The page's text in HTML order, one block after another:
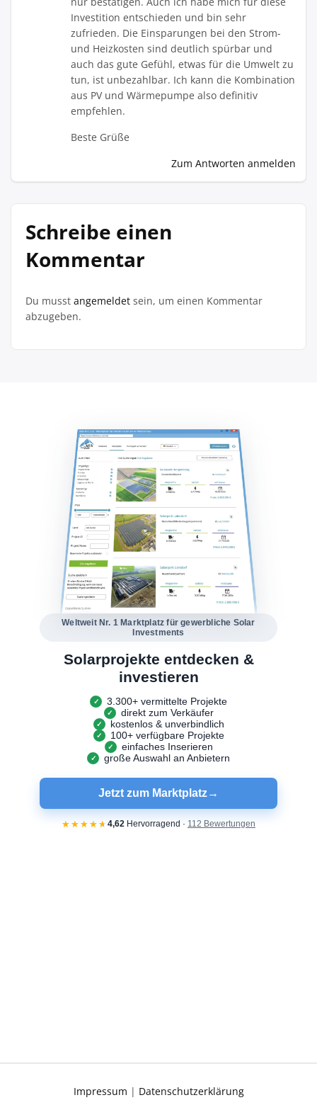
Investition entschieden und bin sehr
zufrieden. Die Einsparungen bei den Strom-
und Heizkosten sind deutlich spürbar und
auch das gute Gefühl, etwas für die Umwelt zu
tun, ist unbezahlbar. Ich kann die Kombination
aus PV und Wärmepumpe also definitiv
empfehlen.
Beste Grüße
Zum Antworten anmelden
Schreibe einen
Kommentar
Du musst angemeldet sein, um einen Kommentar
abzugeben.
Impressum | Datenschutzerklärung